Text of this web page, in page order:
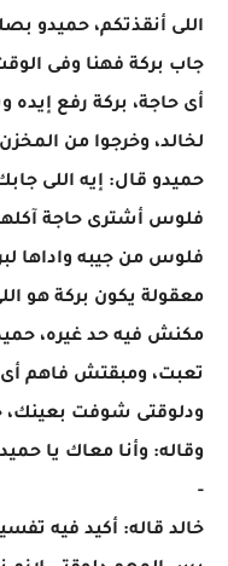
اللى أنقذتكم، حميدو
جاب بركة فهنا وفى
أى حاجة، بركة رفع إيده
لخالد، وخرجوا من
حميدو قال: إيه اللى
فلوس أشترى حاجة
فلوس من جيبه واداها
معقولة يكون بركة هو
مكنش فيه حد غيره،
تعبت، ومبقتش فاهم
ودلوقتى شوفت بعينك،
وقاله: وأنا معاك يا
-
خالد قاله: أكيد فيه